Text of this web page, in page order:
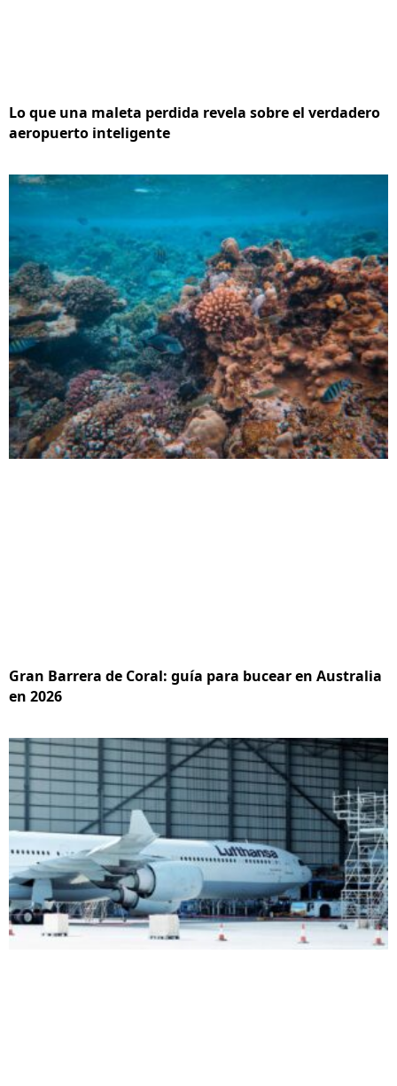
Lo que una maleta perdida revela sobre el verdadero
aeropuerto inteligente
Gran Barrera de Coral: guía para bucear en Australia
en 2026